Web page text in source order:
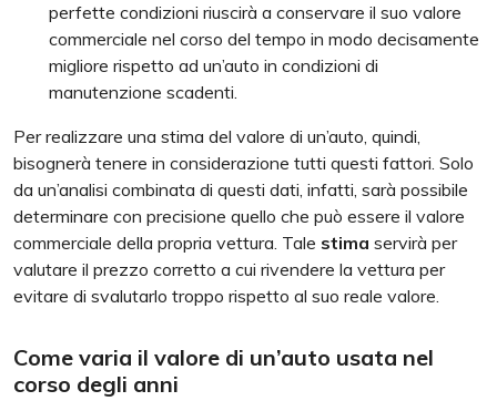
perfette condizioni riuscirà a conservare il suo valore
commerciale nel corso del tempo in modo decisamente
migliore rispetto ad un’auto in condizioni di
manutenzione scadenti.
Per realizzare una stima del valore di un’auto, quindi,
bisognerà tenere in considerazione tutti questi fattori. Solo
da un’analisi combinata di questi dati, infatti, sarà possibile
determinare con precisione quello che può essere il valore
commerciale della propria vettura. Tale stima servirà per
valutare il prezzo corretto a cui rivendere la vettura per
evitare di svalutarlo troppo rispetto al suo reale valore.
Come varia il valore di un’auto usata nel
corso degli anni